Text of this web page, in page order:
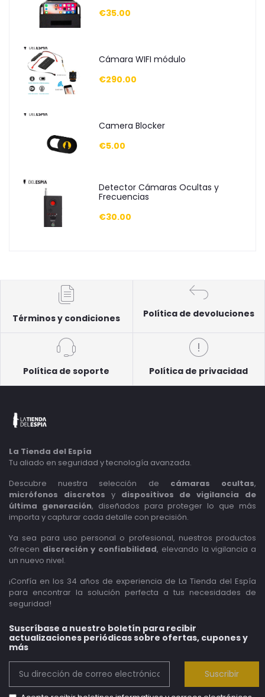
€35.00
Cámara WIFI módulo
€290.00
Camera Blocker
€5.00
Detector Cámaras Ocultas y
Frecuencias
€30.00
Términos y condiciones Política de devoluciones
Política de soporte Política de privacidad
La Tienda del Espía
Tu aliado en seguridad y tecnología avanzada.
Descubre nuestra selección de cámaras ocultas,
micrófonos discretos y dispositivos de vigilancia de
última generación, diseñados para proteger lo que más
importa y capturar cada detalle con precisión.
Ya sea para uso personal o profesional, nuestros productos
ofrecen discreción y confiabilidad, elevando la vigilancia a
un nuevo nivel.
¡Confía en los 34 años de experiencia de La Tienda del Espía
para encontrar la solución perfecta a tus necesidades de
seguridad!
Suscríbase a nuestro boletín para recibir
actualizaciones periódicas sobre ofertas, cupones y
más
Suscribir